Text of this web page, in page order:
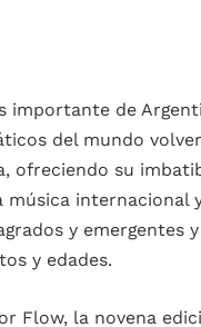
importante de
del mundo
ofreciendo su
música internacional
y emergentes
y edades.
Flow, la novena